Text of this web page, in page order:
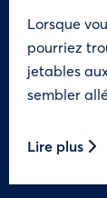
Lorsque
pourriez
jetables
sembler
Lire plus